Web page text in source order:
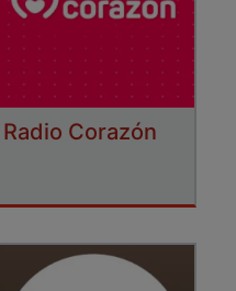
Radio Corazón